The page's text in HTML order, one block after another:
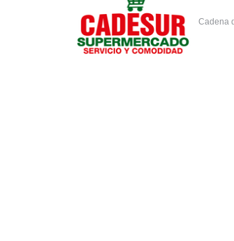
Cadena